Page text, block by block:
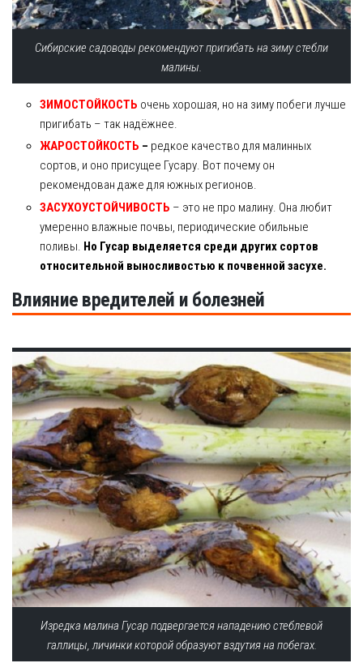
Сибирские садоводы рекомендуют пригибать на зиму стебли
малины.
ЗИМОСТОЙКОСТЬ очень хорошая, но на зиму побеги лучше
пригибать – так надёжнее.
ЖАРОСТОЙКОСТЬ – редкое качество для малинных
сортов, и оно присущее Гусару. Вот почему он
рекомендован даже для южных регионов.
ЗАСУХОУСТОЙЧИВОСТЬ – это не про малину. Она любит
умеренно влажные почвы, периодические обильные
поливы. Но Гусар выделяется среди других сортов
относительной выносливостью к почвенной засухе.
Влияние вредителей и болезней
Изредка малина Гусар подвергается нападению стеблевой
галлицы, личинки которой образуют вздутия на побегах.